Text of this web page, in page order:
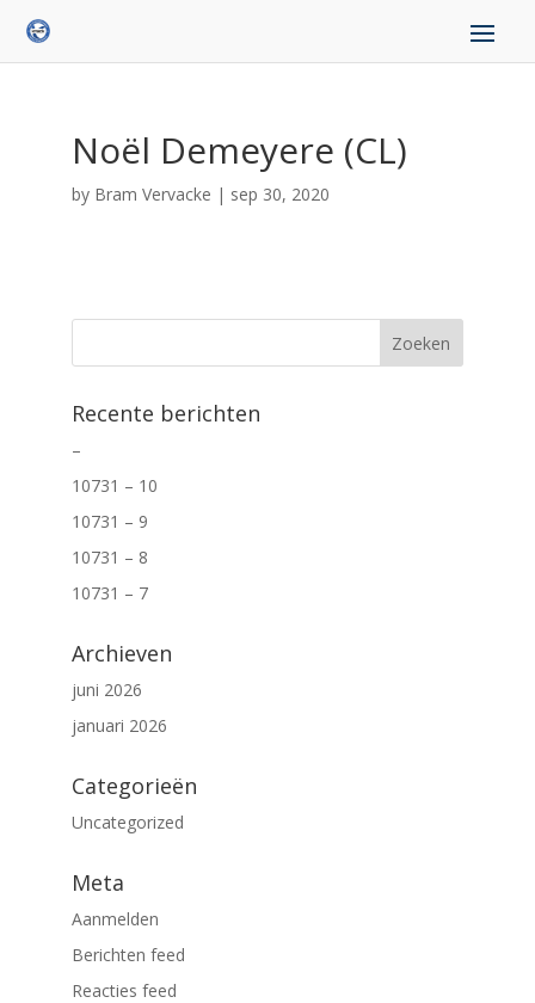
Noël Demeyere (CL)
by Bram Vervacke | sep 30, 2020
Recente berichten
–
10731 – 10
10731 – 9
10731 – 8
10731 – 7
Archieven
juni 2026
januari 2026
Categorieën
Uncategorized
Meta
Aanmelden
Berichten feed
Reacties feed